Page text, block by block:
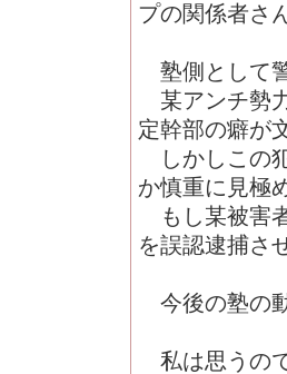
プの関係者さ
塾側として
某アンチ勢
定幹部の癖が
しかしこの
か慎重に見極
もし某被害
を誤認逮捕さ
今後の塾の
私は思うの